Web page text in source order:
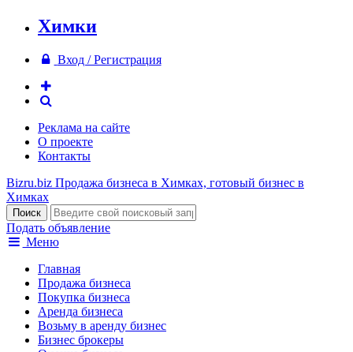
Химки
Вход / Регистрация
Реклама на сайте
О проекте
Контакты
Bizru.biz Продажа бизнеса в Химках, готовый бизнес в
Химках
Подать объявление
Меню
Главная
Продажа бизнеса
Покупка бизнеса
Аренда бизнеса
Возьму в аренду бизнес
Бизнес брокеры